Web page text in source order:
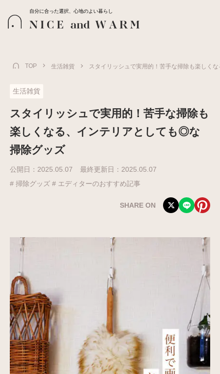
自分に合った選択、心地のよい暮らし
TOP 生活雑貨 スタイリッシュで実用的！苦手な掃除も楽しく
生活雑貨
スタイリッシュで実用的！苦手な掃除も
楽しくなる、インテリアとしても◎な
掃除グッズ
公開日： 2025.05.07 最終更新日： 2025.05.07
# 掃除グッズ # エディターのおすすめ記事
SHARE ON